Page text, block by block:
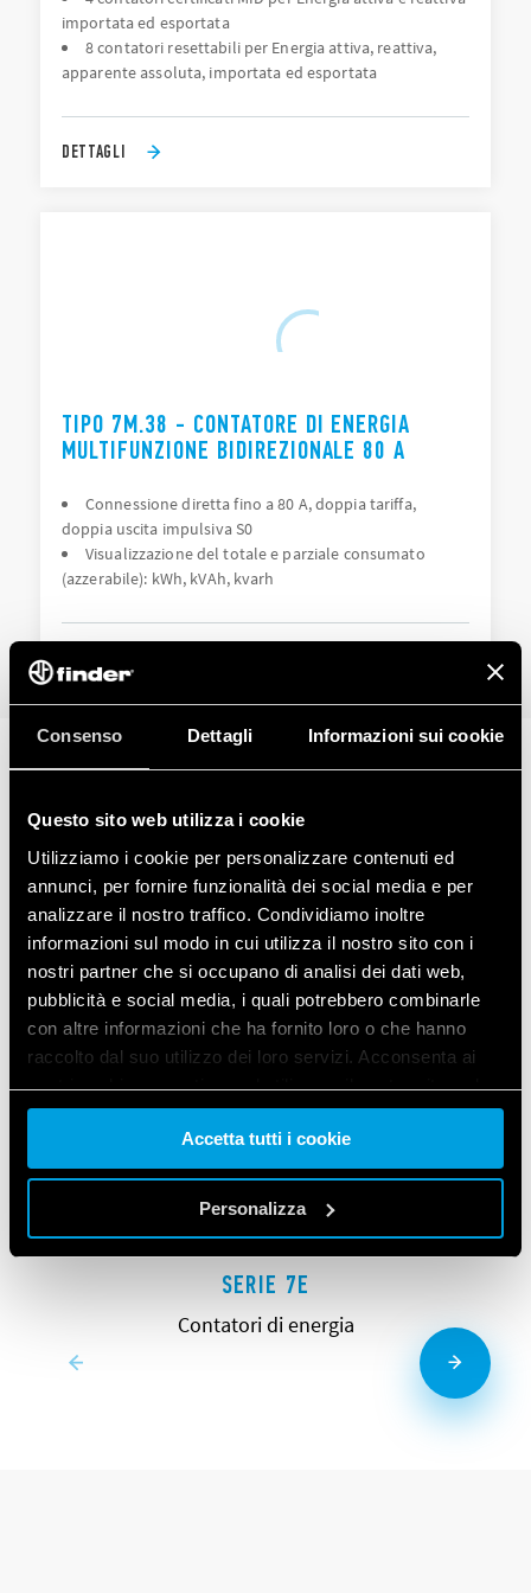
Consenso Dettagli Informazioni sui cookie
Questo sito web utilizza i cookie
Utilizziamo i cookie per personalizzare contenuti ed
annunci, per fornire funzionalità dei social media e per
analizzare il nostro traffico. Condividiamo inoltre
informazioni sul modo in cui utilizza il nostro sito con i
nostri partner che si occupano di analisi dei dati web,
pubblicità e social media, i quali potrebbero combinarle
con altre informazioni che ha fornito loro o che hanno
raccolto dal suo utilizzo dei loro servizi. Acconsenta ai
nostri cookie se continua ad utilizzare il nostro sito web.
Vai alla Cookie Policy complet a
Accetta tutti i cookie
Personalizza
importata ed esportata
8 contatori resettabili per Energia attiva, reattiva,
apparente assoluta, importata ed esportata
DETTAGLI
TIPO 7M.38 - CONTATORE DI ENERGIA
MULTIFUNZIONE BIDIREZIONALE 80 A
Connessione diretta fino a 80 A, doppia tariffa,
doppia uscita impulsiva S0
Visualizzazione del totale e parziale consumato
(azzerabile): kWh, kVAh, kvarh
SERIE CORRELATE
PRODOTTI
SERIE 7E
Contatori di energia